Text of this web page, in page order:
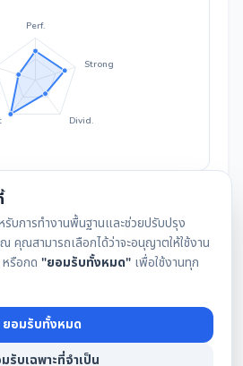
Perf.
Strong
Divid.
กราฟราคา
IAA Consensus
รับการทำงานพื้นฐานและช่วยปรับปรุง
คุณสามารถเลือกได้ว่าจะอนุญาตให้ใช้งาน
หรือกด "ยอมรับทั้งหมด" เพื่อใช้งานทุก
ยอมรับทั้งหมด
รับเฉพาะที่จำเป็น